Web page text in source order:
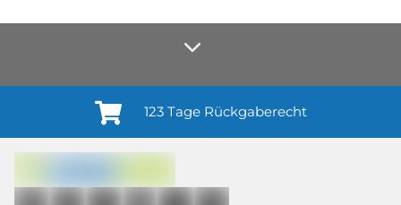
Anmelden¹
casando (Holz-Richter GmbH) sowie zur Interessen-Analyse durch
Auswertung individueller Öffnungs- und Klickraten (dazu nutzen wir
123 Tage Rückgaberecht